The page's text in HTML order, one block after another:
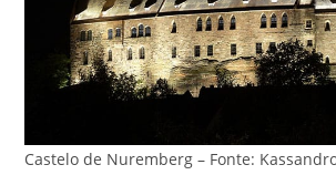
Castelo de Nuremberg – Fonte: